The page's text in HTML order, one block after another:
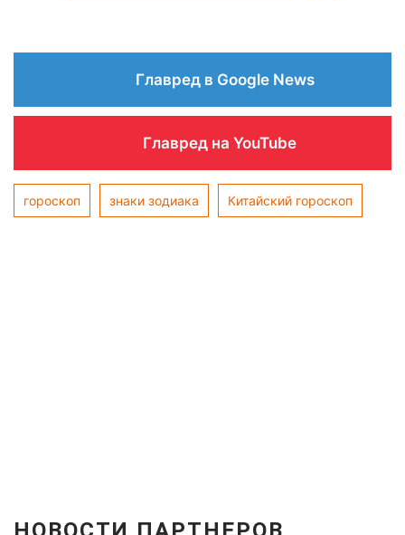
Главред в Google News
Главред на YouTube
гороскоп знаки зодиака Китайский гороскоп